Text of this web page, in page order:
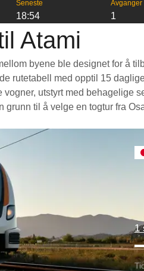
Seneste
18:54
Avganger
1
Atami
byene ble designet for å
rutetabell med opptil 15
utstyrt med behagelige
til å velge en togtur fra
1